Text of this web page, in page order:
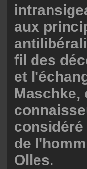
aux
fil des
et
Maschke,
considéré
de
Olles.